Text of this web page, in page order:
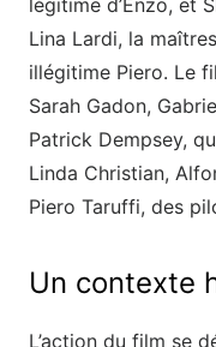
légitime d’Enzo, et
Lina Lardi, la
illégitime Piero. Le
Sarah Gadon,
Patrick Dempsey,
Linda Christian,
Piero Taruffi, des
Un contexte
L’action du film se